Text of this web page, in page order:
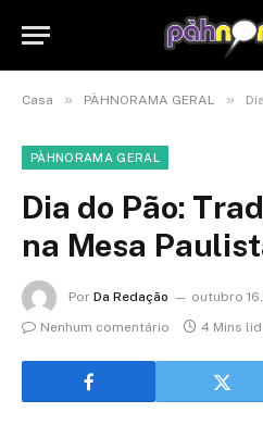
Casa » PÀHNORAMA GERAL » Dia
PÀHNORAMA GERAL
Dia do Pão:
na Mesa
Por Da Redação
outubro
Nenhum comentário
4 Mins